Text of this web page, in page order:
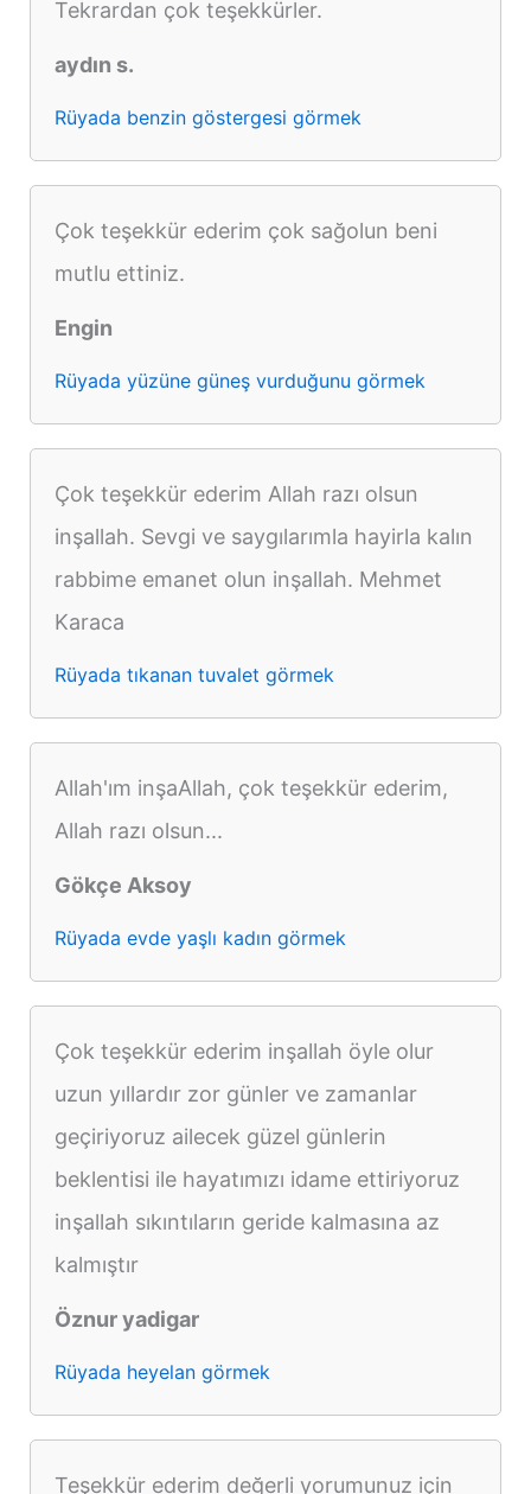
Tekrardan çok teşekkürler.
aydın s.
Rüyada benzin göstergesi görmek
Çok teşekkür ederim çok sağolun beni
mutlu ettiniz.
Engin
Rüyada yüzüne güneş vurduğunu görmek
Çok teşekkür ederim Allah razı olsun
inşallah. Sevgi ve saygılarımla hayirla kalın
rabbime emanet olun inşallah. Mehmet
Karaca
Rüyada tıkanan tuvalet görmek
Allah'ım inşaAllah, çok teşekkür ederim,
Allah razı olsun...
Gökçe Aksoy
Rüyada evde yaşlı kadın görmek
Çok teşekkür ederim inşallah öyle olur
uzun yıllardır zor günler ve zamanlar
geçiriyoruz ailecek güzel günlerin
beklentisi ile hayatımızı idame ettiriyoruz
inşallah sıkıntıların geride kalmasına az
kalmıştır
Öznur yadigar
Rüyada heyelan görmek
Teşekkür ederim değerli yorumunuz için